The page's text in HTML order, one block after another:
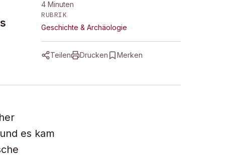
4 Minuten
RUBRIK
Geschichte & Archäologie
Teilen Drucken Merken
es kam